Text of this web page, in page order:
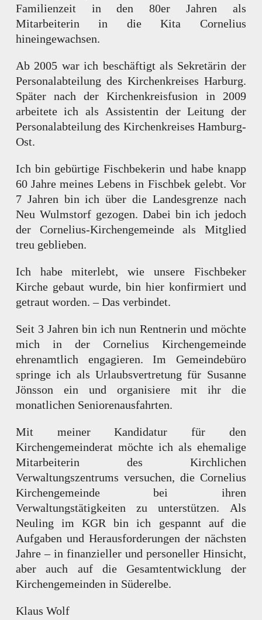
Familienzeit in den 80er Jahren als
Mitarbeiterin in die Kita Cornelius
hineingewachsen.
Ab 2005 war ich beschäftigt als Sekretärin der
Personalabteilung des Kirchenkreises Harburg.
Später nach der Kirchenkreisfusion in 2009
arbeitete ich als Assistentin der Leitung der
Personalabteilung des Kirchenkreises Hamburg-
Ost.
Ich bin gebürtige Fischbekerin und habe knapp
60 Jahre meines Lebens in Fischbek gelebt. Vor
7 Jahren bin ich über die Landesgrenze nach
Neu Wulmstorf gezogen. Dabei bin ich jedoch
der Cornelius-Kirchengemeinde als Mitglied
treu geblieben.
Ich habe miterlebt, wie unsere Fischbeker
Kirche gebaut wurde, bin hier konfirmiert und
getraut worden. – Das verbindet.
Seit 3 Jahren bin ich nun Rentnerin und möchte
mich in der Cornelius Kirchengemeinde
ehrenamtlich engagieren. Im Gemeindebüro
springe ich als Urlaubsvertretung für Susanne
Jönsson ein und organisiere mit ihr die
monatlichen Seniorenausfahrten.
Mit meiner Kandidatur für den
Kirchengemeinderat möchte ich als ehemalige
Mitarbeiterin des Kirchlichen
Verwaltungszentrums versuchen, die Cornelius
Kirchengemeinde bei ihren
Verwaltungstätigkeiten zu unterstützen. Als
Neuling im KGR bin ich gespannt auf die
Aufgaben und Herausforderungen der nächsten
Jahre – in finanzieller und personeller Hinsicht,
aber auch auf die Gesamtentwicklung der
Kirchengemeinden in Süderelbe.
Klaus Wolf